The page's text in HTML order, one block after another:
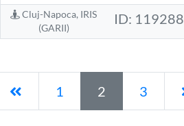
Cluj-Napoca, IRIS
(GARII)
ID: 119288
Pagina anterioară
1 2 3